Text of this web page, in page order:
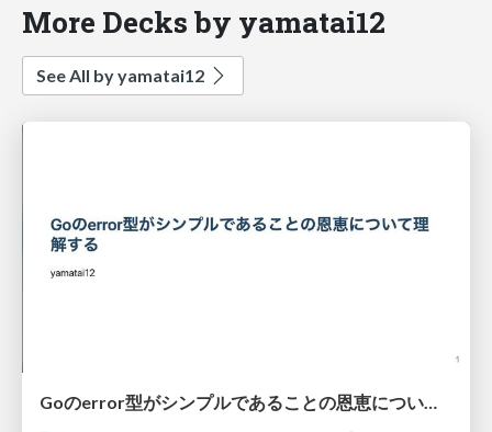
More Decks by yamatai12
See All by yamatai12
Goのerror型がシンプルであることの恩恵について理解する